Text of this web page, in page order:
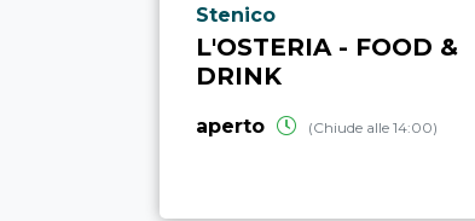
Località punto di interesse
Stenico
L'OSTERIA - FOOD &
DRINK
aperto (Chiude alle 14:00)